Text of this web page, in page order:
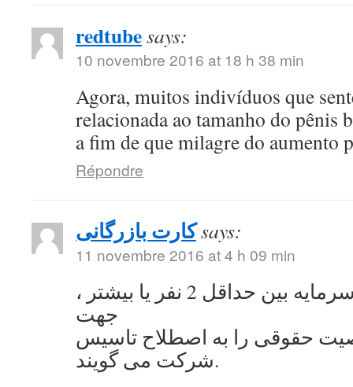
redtubesays:
10 novembre 2016 at 18 h 38 min
Agora, muitos indivíduos que
relacionada ao tamanho do pênis
a fim de que milagre do aumento
Répondre
کارت بازرگانیsays:
11 novembre 2016 at 4 h 09 min
به اشتراک گذاشتن سرمایه بین حداقل 2 نفر یا بیشتر ،
جهت
حقوقی را به اصطلاح تاسیس
شرکت می گویند.